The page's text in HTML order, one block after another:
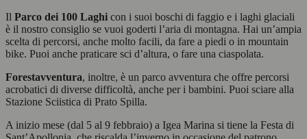
Il Parco dei 100 Laghi con i suoi boschi di faggio e i laghi glaciali
è il nostro consiglio se vuoi goderti l’aria di montagna. Hai un’ampia
scelta di percorsi, anche molto facili, da fare a piedi o in mountain
bike. Puoi anche praticare sci d’altura, o fare una ciaspolata.
Forestavventura, inoltre, è un parco avventura che offre percorsi
acrobatici di diverse difficoltà, anche per i bambini. Puoi sciare alla
Stazione Sciistica di Prato Spilla.
A inizio mese (dal 5 al 9 febbraio) a Igea Marina si tiene la Festa di